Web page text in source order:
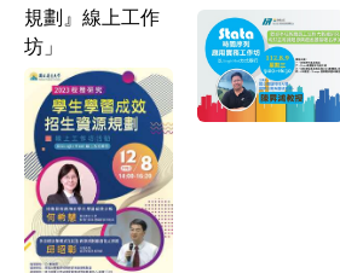
互動關係人
校務與財務資訊公開專區
大學招生專業化計畫專區
統計年報
表單下載
規劃』線上工作
坊」